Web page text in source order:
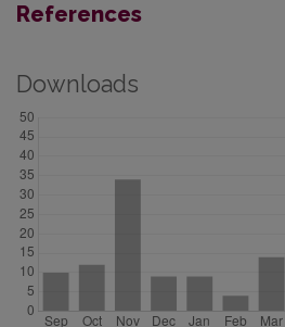
References
Downloads